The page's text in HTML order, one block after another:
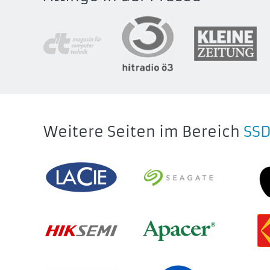
Weitere Seiten im Bereich